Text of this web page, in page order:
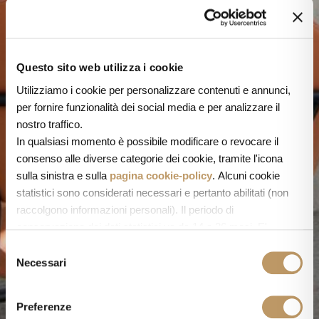
Questo sito web utilizza i cookie
Utilizziamo i cookie per personalizzare contenuti e annunci,
per fornire funzionalità dei social media e per analizzare il
nostro traffico.
In qualsiasi momento è possibile modificare o revocare il
consenso alle diverse categorie dei cookie, tramite l'icona
sulla sinistra e sulla pagina cookie-policy. Alcuni cookie
statistici sono considerati necessari e pertanto abilitati (non
raccolgono informazioni personali). Il periodo di
a: privacy@cannavacciuologroup.it.
Chiudendo questo banner tramite apposita X in alto a destra,
vengono accettati i cookie selezionati in quel momento.
S
l
e
Necessari
Preferenze